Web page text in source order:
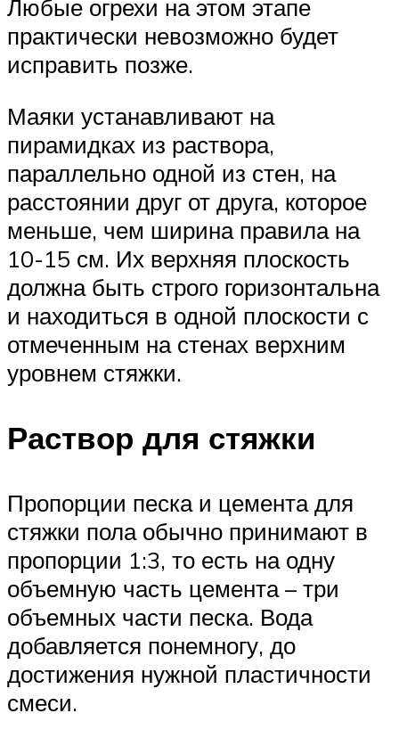
Любые огрехи на этом этапе
практически невозможно будет
исправить позже.
Маяки устанавливают на
пирамидках из раствора,
параллельно одной из стен, на
расстоянии друг от друга, которое
меньше, чем ширина правила на
10-15 см. Их верхняя плоскость
должна быть строго горизонтальна
и находиться в одной плоскости с
отмеченным на стенах верхним
уровнем стяжки.
Раствор для стяжки
Пропорции песка и цемента для
стяжки пола обычно принимают в
пропорции 1:3, то есть на одну
объемную часть цемента – три
объемных части песка. Вода
добавляется понемногу, до
достижения нужной пластичности
смеси.